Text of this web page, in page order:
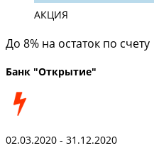
АКЦИЯ
До 8% на остаток по счету
Банк "Открытие"
02.03.2020 - 31.12.2020